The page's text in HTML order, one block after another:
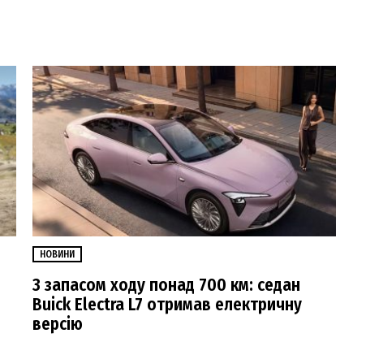
НОВИНИ
З запасом ходу понад 700 км: седан
Buick Electra L7 отримав електричну
версію